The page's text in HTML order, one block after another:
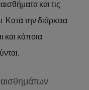
και τις
Κατά την διάρκεια
και κάποια